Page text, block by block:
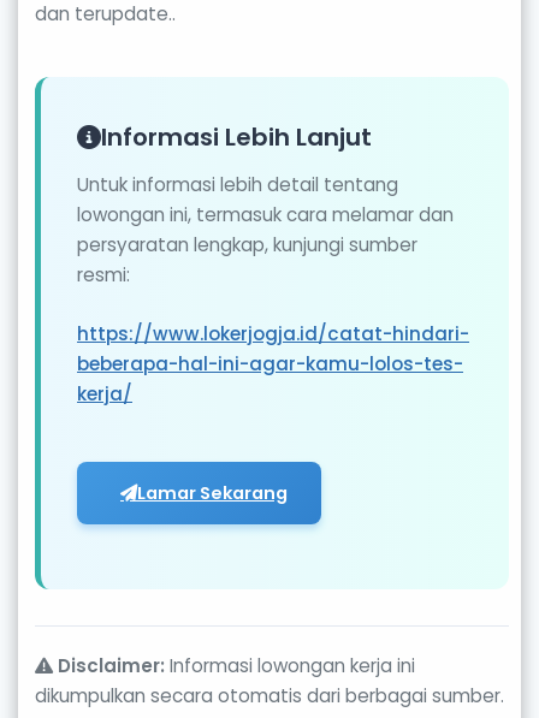
dan terupdate..
Informasi Lebih Lanjut
Untuk informasi lebih detail tentang
lowongan ini, termasuk cara melamar dan
persyaratan lengkap, kunjungi sumber
resmi:
https://www.lokerjogja.id/catat-hindari-
beberapa-hal-ini-agar-kamu-lolos-tes-
kerja/
Lamar Sekarang
Disclaimer: Informasi lowongan kerja ini
dikumpulkan secara otomatis dari berbagai sumber.